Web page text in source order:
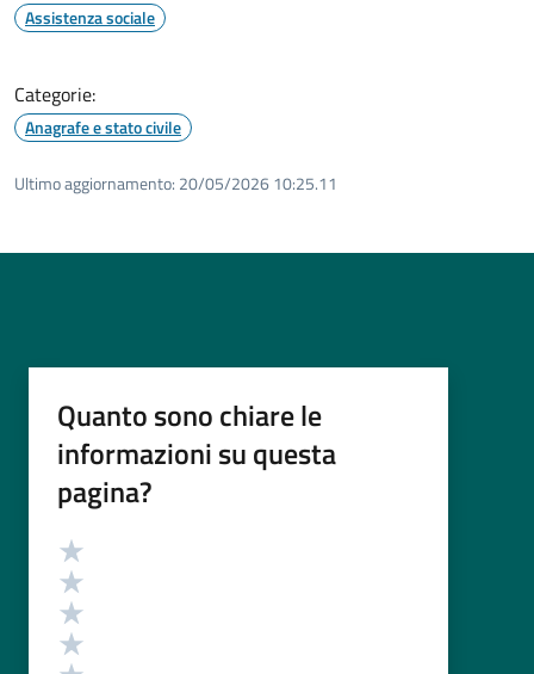
Assistenza sociale
Categorie:
Anagrafe e stato civile
Ultimo aggiornamento: 20/05/2026 10:25.11
Quanto sono chiare le
informazioni su questa
pagina?
Valutazione